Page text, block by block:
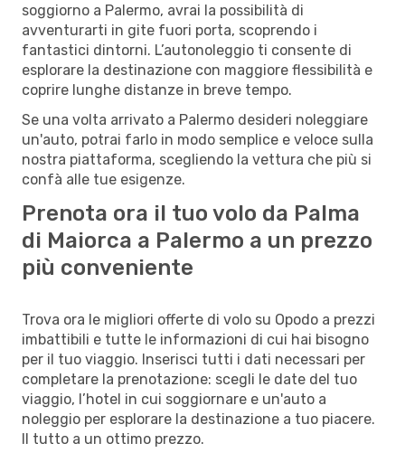
soggiorno a Palermo, avrai la possibilità di
avventurarti in gite fuori porta, scoprendo i
fantastici dintorni. L’autonoleggio ti consente di
esplorare la destinazione con maggiore flessibilità e
coprire lunghe distanze in breve tempo.
Se una volta arrivato a Palermo desideri noleggiare
un'auto, potrai farlo in modo semplice e veloce sulla
nostra piattaforma, scegliendo la vettura che più si
confà alle tue esigenze.
Prenota ora il tuo volo da Palma
di Maiorca a Palermo a un prezzo
più conveniente
Trova ora le migliori offerte di volo su Opodo a prezzi
imbattibili e tutte le informazioni di cui hai bisogno
per il tuo viaggio. Inserisci tutti i dati necessari per
completare la prenotazione: scegli le date del tuo
viaggio, l’hotel in cui soggiornare e un'auto a
noleggio per esplorare la destinazione a tuo piacere.
Il tutto a un ottimo prezzo.